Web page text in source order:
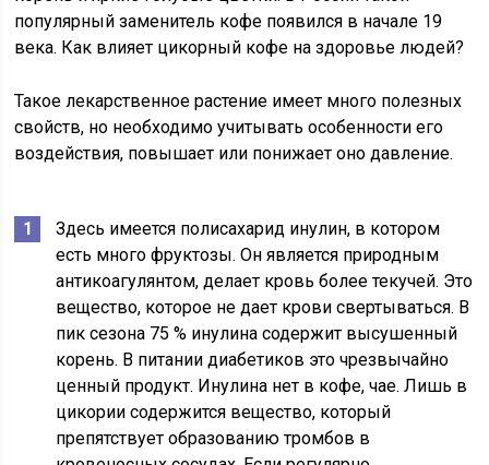
популярный заменитель кофе появился в начале 19
века. Как влияет цикорный кофе на здоровье людей?
Такое лекарственное растение имеет много полезных
свойств, но необходимо учитывать особенности его
воздействия, повышает или понижает оно давление.
Здесь имеется полисахарид инулин, в котором
есть много фруктозы. Он является природным
антикоагулянтом, делает кровь более текучей. Это
вещество, которое не дает крови свертываться. В
пик сезона 75 % инулина содержит высушенный
корень. В питании диабетиков это чрезвычайно
ценный продукт. Инулина нет в кофе, чае. Лишь в
цикории содержится вещество, который
препятствует образованию тромбов в